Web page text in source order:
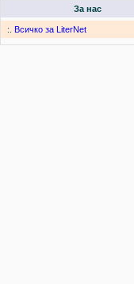
За нас
:. Всичко за LiterNet